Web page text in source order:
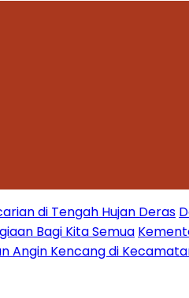
di Tengah Hujan Deras
Bagi Kita Semua
Angin Kencang di